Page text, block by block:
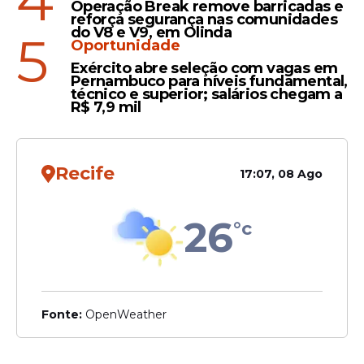
Em meio às manifestações de repúdio,
alunas e ex-alunas comentaram que o
episódio não seria isolado. Segundo relatos,
situações semelhantes já teriam ocorrido
outras vezes sem mudanças efetivas.
Algumas alunas relataram receio quanto à
própria segurança dentro da instituição.
Notícias pelo WhatsApp
de Prefeitura
Entrar no canal
Estadão Conteúdo.
Operação Break remove barricadas e
reforça segurança nas comunidades
do V8 e V9, em Olinda
5
Oportunidade
Exército abre seleção com vagas em
Pernambuco para níveis fundamental,
técnico e superior; salários chegam a
R$ 7,9 mil
Recife 17:07, 08 Ago
26°c
Fonte: OpenWeather